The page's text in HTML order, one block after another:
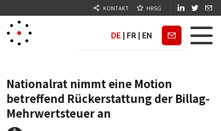
KONTAKT HRSG
DE FR EN Newsletter
Nationalrat nimmt eine Motion
betreffend Rückerstattung der Billag-
Mehrwertsteuer an